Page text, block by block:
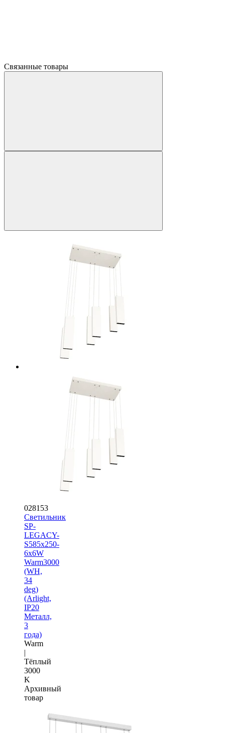
Связанные товары
028153
Светильник
SP-
LEGACY-
S585x250-
6x6W
Warm3000
(WH,
34
deg)
(Arlight,
IP20
Металл,
3
года)
Warm
|
Тёплый
3000
K
Архивный
товар